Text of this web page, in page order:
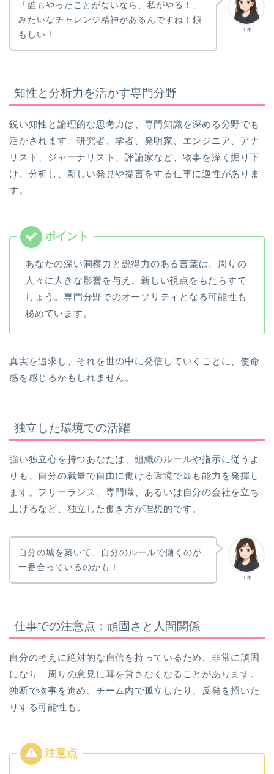
ユキ
「誰もやったことがないなら、私がやる！」
みたいなチャレンジ精神があるんですね！頼
もしい！
知性と分析力を活かす専門分野
鋭い知性と論理的な思考力は、専門知識を深める分野でも
活かされます。研究者、学者、発明家、エンジニア、アナ
リスト、ジャーナリスト、評論家など、物事を深く掘り下
げ、分析し、新しい発見や提言をする仕事に適性がありま
す。
あなたの深い洞察力と説得力のある言葉は、周りの
人々に大きな影響を与え、新しい視点をもたらすで
しょう。専門分野でのオーソリティとなる可能性も
秘めています。
真実を追求し、それを世の中に発信していくことに、使命
感を感じるかもしれません。
独立した環境での活躍
強い独立心を持つあなたは、組織のルールや指示に従うよ
りも、自分の裁量で自由に働ける環境で最も能力を発揮し
ます。フリーランス、専門職、あるいは自分の会社を立ち
上げるなど、独立した働き方が理想的です。
ユキ
自分の城を築いて、自分のルールで働くのが
一番合っているのかも！
仕事での注意点：頑固さと人間関係
自分の考えに絶対的な自信を持っているため、非常に頑固
になり、周りの意見に耳を貸さなくなることがあります。
独断で物事を進め、チーム内で孤立したり、反発を招いた
りする可能性も。